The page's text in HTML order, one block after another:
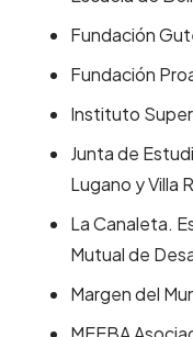
Fundación
Fundación
Instituto
Junta de
Lugano y Villa
La Canaleta.
Mutual de
Margen del